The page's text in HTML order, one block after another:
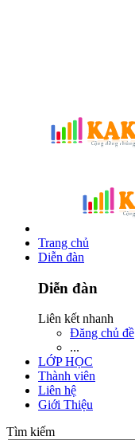
Trang chủ
Diễn đàn
Diễn đàn
Liên kết nhanh
Đăng chủ đề
...
LỚP HỌC
Thành viên
Liên hệ
Giới Thiệu
Tìm kiếm